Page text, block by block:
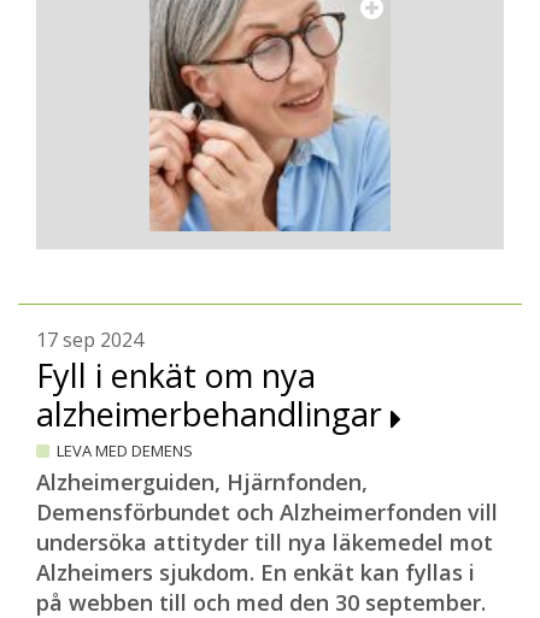
17 sep 2024
Fyll i enkät om nya
alzheimerbehandlingar
LEVA MED DEMENS
Alzheimerguiden, Hjärnfonden,
Demensförbundet och Alzheimerfonden vill
undersöka attityder till nya läkemedel mot
Alzheimers sjukdom. En enkät kan fyllas i
på webben till och med den 30 september.